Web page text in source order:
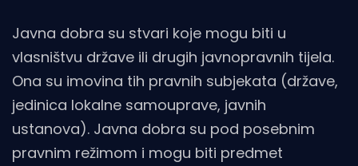
Javna dobra su stvari koje mogu biti u
vlasništvu države ili drugih javnopravnih tijela.
Ona su imovina tih pravnih subjekata (države,
jedinica lokalne samouprave, javnih
ustanova). Javna dobra su pod posebnim
pravnim režimom i mogu biti predmet